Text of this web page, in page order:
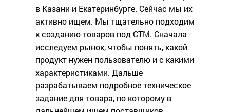
в Казани и Екатеринбурге. Сейчас мы их
активно ищем. Мы тщательно подходим
к созданию товаров под СТМ. Сначала
исследуем рынок, чтобы понять, какой
продукт нужен пользователю и с какими
характеристиками. Дальше
разрабатываем подробное техническое
задание для товара, по которому в